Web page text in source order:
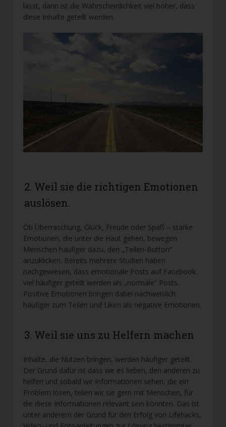
lässt, dann ist die Wahrscheinlichkeit viel höher, dass
diese Inhalte geteilt werden.
2. Weil sie die richtigen Emotionen
auslösen.
Ob Überraschung, Glück, Freude oder Spaß – starke
Emotionen, die unter die Haut gehen, bewegen
Menschen häufiger dazu, den „Teilen-Button“
anzuklicken. Bereits mehrere Studien haben
nachgewiesen, dass emotionale Posts auf Facebook
viel häufiger geteilt werden als „normale“ Posts.
Positive Emotionen bringen dabei nachweislich
häufiger zum Teilen und Liken als negative Emotionen.
3. Weil sie uns zu Helfern machen
Inhalte, die Nutzen bringen, werden häufiger geteilt.
Der Grund dafür ist dass wir es lieben, den anderen zu
helfen und sobald wir Informationen sehen, die ein
Problem lösen, teilen wir sie gern mit Menschen, für
die diese Informationen relevant sein könnten. Das ist
unter anderem der Grund für den Erfolg von Lifehacks,